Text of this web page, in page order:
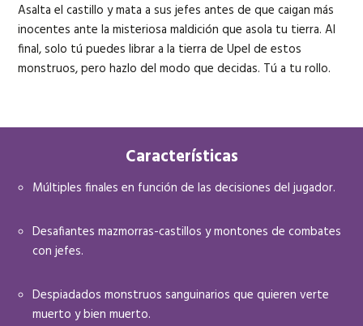
Asalta el castillo y mata a sus jefes antes de que caigan más
inocentes ante la misteriosa maldición que asola tu tierra. Al
final, solo tú puedes librar a la tierra de Upel de estos
monstruos, pero hazlo del modo que decidas. Tú a tu rollo.
Características
Múltiples finales en función de las decisiones del jugador.
Desafiantes mazmorras-castillos y montones de combates
con jefes.
Despiadados monstruos sanguinarios que quieren verte
muerto y bien muerto.